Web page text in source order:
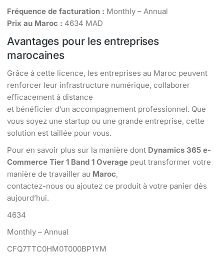
Fréquence de facturation : Monthly – Annual
Prix au Maroc : 4634 MAD
Avantages pour les entreprises
marocaines
Grâce à cette licence, les entreprises au Maroc peuvent
renforcer leur infrastructure numérique, collaborer
efficacement à distance
et bénéficier d’un accompagnement professionnel. Que
vous soyez une startup ou une grande entreprise, cette
solution est taillée pour vous.
Pour en savoir plus sur la manière dont Dynamics 365 e-
Commerce Tier 1 Band 1 Overage peut transformer votre
manière de travailler au Maroc,
contactez-nous ou ajoutez ce produit à votre panier dès
aujourd’hui.
4634
Monthly – Annual
CFQ7TTC0HM0T000BP1YM